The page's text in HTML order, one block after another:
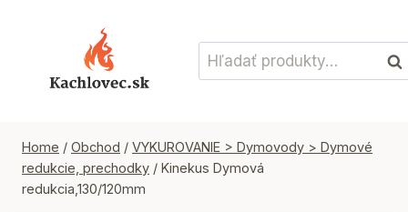
Hľadať:
Home / Obchod / VYKUROVANIE > Dymovody > Dymové
redukcie, prechodky / Kinekus Dymová
redukcia,130/120mm